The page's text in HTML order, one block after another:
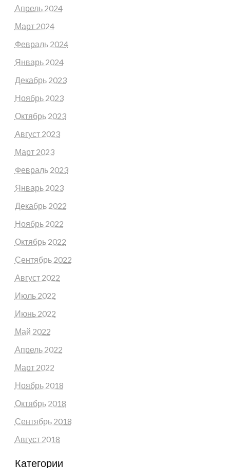
Апрель 2024
Март 2024
Февраль 2024
Январь 2024
Декабрь 2023
Ноябрь 2023
Октябрь 2023
Август 2023
Март 2023
Февраль 2023
Январь 2023
Декабрь 2022
Ноябрь 2022
Октябрь 2022
Сентябрь 2022
Август 2022
Июль 2022
Июнь 2022
Май 2022
Апрель 2022
Март 2022
Ноябрь 2018
Октябрь 2018
Сентябрь 2018
Август 2018
Категории